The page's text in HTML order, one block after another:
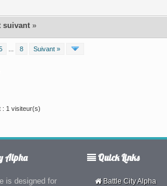
suivant »
8 Suivant »
: 1 visiteur(s)
Alpha
is designed for
Quick Links
Battle City Alpha